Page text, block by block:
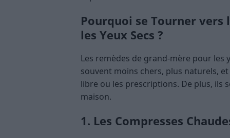
Pourquoi se Tourner vers
les Yeux Secs ?
Les remèdes de grand-mère pour les
souvent moins chers, plus naturels,
libre ou les prescriptions. De plus, ils
maison.
1. Les Compresses